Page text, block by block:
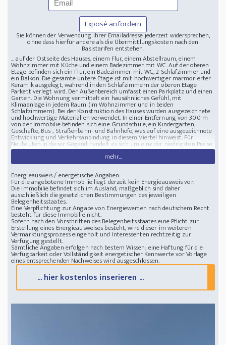
Exposé anfordern
Sie können der Verwendung Ihrer Emailadresse jederzeit widersprechen,
ohne dass hierfür andere als die Übermittlungskosten nach den
Basistarifen entstehen.
... auf der Ostseite des Hauses, einem Flur, einem Abstellraum, einem
Wohnzimmer mit Küche und einem Badezimmer mit WC. Auf der oberen
Etage befinden sich ein Flur, ein Badezimmer mit WC, 2 Schlafzimmer und
ein Balkon. Die gesamte untere Etage ist mit hochwertiger marmorierter
Keramik ausgelegt, während in den Schlafzimmern der oberen Etage
Parkett verlegt wird. Der Außenbereich umfasst einen Parkplatz und einen
Garten. Die Wohnung vermittelt ein hausähnliches Gefühl, mit
Klimaanlage in jedem Raum (im Wohnzimmer und in beiden
Schlafzimmern). Bei der Konstruktion des Hauses wurden ausgezeichnete
und hochwertige Materialien verwendet. In einer Entfernung von 300 m
von der Immobilie befinden sich eine Grundschule, ein Kindergarten,
Geschäfte, Bus-, Straßenbahn- und Bahnhöfe, was auf eine ausgezeichnete
Entwicklung und Verkehrsanbindung in diesem Viertel hinweist. Für
Neubauten in dieser Gegend handelt es sich um eine der niedrigsten Preise
auf dem Immobilienmarkt. Einzug ist bis spätestens zum 1. Mai 2024
Zustand Baujahr: 2024Stellplatz Stellplätze: 0; Garagenplätze: 0
Wohnung 80 m2 Garten Parkplatz Zagreb
mehr...
Energieausweis / energetische Angaben:
Für die angebotene Immobilie liegt derzeit kein Energieausweis vor.
Die Immobilie befindet sich im Ausland; maßgeblich sind daher
ausschließlich die gesetzlichen Bestimmungen des jeweiligen
Belegenheitsstaates.
Eine Verpflichtung zur Angabe von Energiewerten nach deutschem Recht
besteht für diese Immobilie nicht.
Sofern nach den Vorschriften des Belegenheitsstaates eine Pflicht zur
Erstellung eines Energieausweises besteht, wird dieser im weiteren
Vermarktungsprozess eingeholt und Interessenten rechtzeitig zur
Verfügung gestellt.
Sämtliche Angaben erfolgen nach bestem Wissen; eine Haftung für die
Verfügbarkeit oder Vollständigkeit energetischer Kennwerte vor Vorlage
eines entsprechenden Nachweises wird ausgeschlossen.
... hier kostenlos inserieren ...